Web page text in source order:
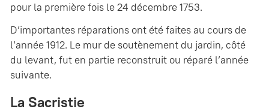
pour la première fois le 24 décembre 1753.
D’importantes réparations ont été faites au cours de
l’année 1912. Le mur de soutènement du jardin, côté
du levant, fut en partie reconstruit ou réparé l’année
suivante.
La Sacristie